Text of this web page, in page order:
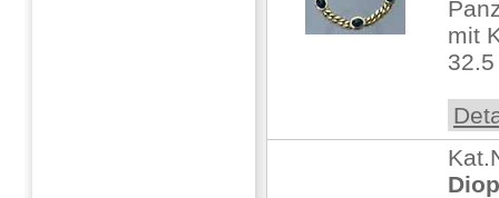
mit